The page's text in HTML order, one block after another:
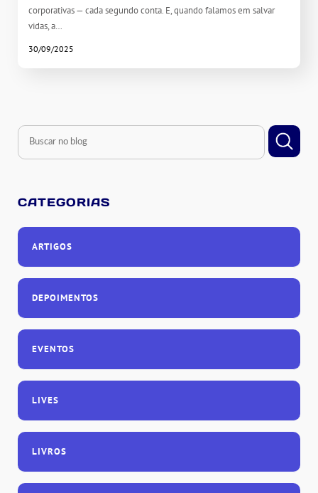
corporativas — cada segundo conta. E, quando falamos em salvar
vidas, a…
30/09/2025
CATEGORIAS
ARTIGOS
DEPOIMENTOS
EVENTOS
LIVES
LIVROS